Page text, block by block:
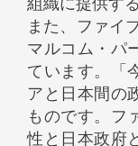
また、ファイ
マルコム・パ
ています。「
アと日本間の
ものです。フ
性と日本政府